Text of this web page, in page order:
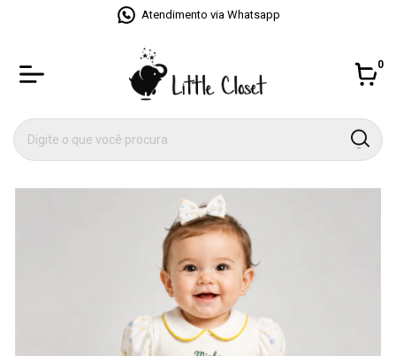
Atendimento via Whatsapp
0